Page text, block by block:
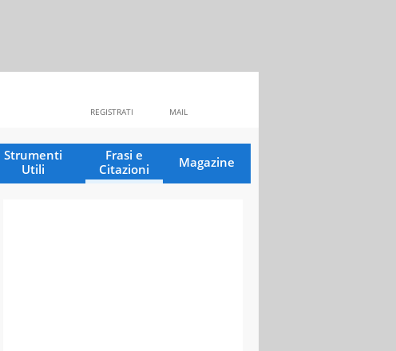
MAIL
REGISTRATI
Strumenti
Utili
Frasi e
Citazioni
Magazine